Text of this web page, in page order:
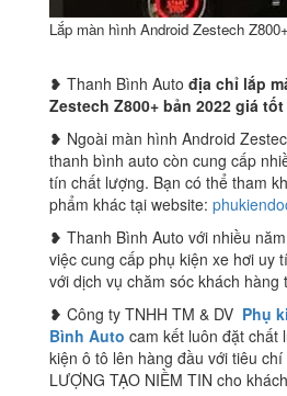
Lắp màn hình Android Zestech
❥ Thanh Bình Auto địa chỉ lắp
Zestech Z800+ bản 2022 giá
❥ Ngoài màn hình Android
thanh bình auto còn cung cấp
tín chất lượng. Bạn có thể tham
phẩm khác tại website:
❥ Thanh Bình Auto với nhiều
việc cung cấp phụ kiện xe hơi uy
với dịch vụ chăm sóc khách hàng
❥ Công ty TNHH TM & DV Phụ
Bình Auto cam kết luôn đặt chất
kiện ô tô lên hàng đầu với tiêu chí
LƯỢNG TẠO NIỀM TIN cho